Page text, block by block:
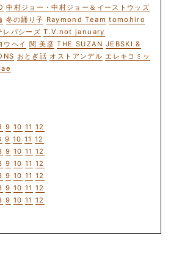
中村ジョー・中村ジョー＆イーストウッズ
冬の踊り子 Raymond Team tomohiro
レパシーズ T.V.not january
ウヘイ 関 美彦 THE SUZAN JEBSKI &
おとぎ話 オストアンデル エレキコミッ
9 10 11 12
9 10 11 12
9 10 11 12
9 10 11 12
9 10 11 12
9 10 11 12
9 10 11 12